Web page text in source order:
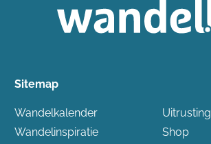
Sitemap
Wandelkalender
Wandelinspiratie
Uitrusting
Shop